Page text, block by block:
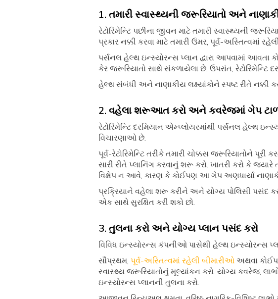
1. તમારી સ્વાસ્થ્યની જરૂરિયાતો અને
રેટોરિમેન્ટિ પછીના જીવન માટે તમારી સ્વાસ્થ્યની
પ્રકાર નક્કી કરવા માટે તમારી ઉંમર, પૂર્વ-અસ્તિત્વમાં
પર્સનલ હેલ્થ ઇન્સ્યોરન્સ પ્લાન દ્વારા આપવામાં આવતા
કેર જરૂરિયાતો સાથે સંકળાયેલા છે. ઉપરાંત, રેટોરિમેન્ટિ
હેલ્થ સંબંધી અને નાણાકીય લક્ષ્યાંકોને સ્પષ્ટ રીતે નક્કી
2. વહેલા શરૂઆત કરો અને કવરેજમાં ગેપ
રેટોરિમેન્ટિ દરમિયાન એમ્પ્લોયરમાંથી પર્સનલ હેલ્થ
વિચારણાઓ છે.
પૂર્વ-રેટોરિમેન્ટિ તરીકે તમારી ચોક્કસ જરૂરિયાતોને પૂરી
સારી રીતે પ્લાનિંગ કરવાનું શરૂ કરો. ખાતરી કરો કે
વિક્ષેપ ન આવે, કારણ કે કોઈપણ આ ગેપ અણધાર્યા
પ્રક્રિયાને વહેલા શરૂ કરીને અને યોગ્ય પોલિસી પસંદ
એક સાથે સુરક્ષિત કરી શકો છો.
3. તુલના કરો અને યોગ્ય પ્લાન પસંદ કરો
વિવિધ ઇન્સ્યોરન્સ કંપનીઓ પાસેથી હેલ્થ ઇન્સ્યોરન્સ
સૌપ્રથમ, પૂર્વ-અસ્તિત્વમાં રહેલી બીમારીઓ અથવા
સ્વાસ્થ્ય જરૂરિયાતોનું મૂલ્યાંકન કરો. યોગ્ય કવરેજ,
ઇન્સ્યોરન્સ પ્લાનની તુલના કરો.